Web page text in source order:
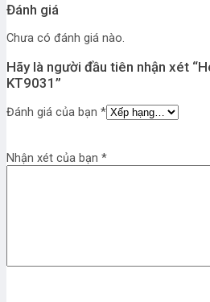
Đánh giá
Chưa có đánh giá nào.
Hãy là người đầu tiên nhận xét
KT9031”
Đánh giá của bạn *
Nhận xét của bạn *